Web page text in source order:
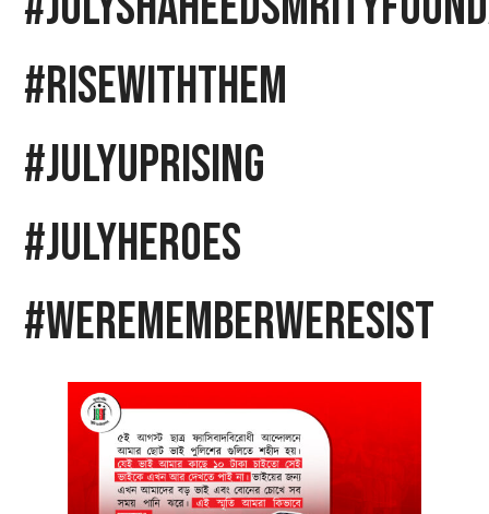
#RiseWithThem
#JulyUprising
#JulyHeroes
#WeRememberWeResist